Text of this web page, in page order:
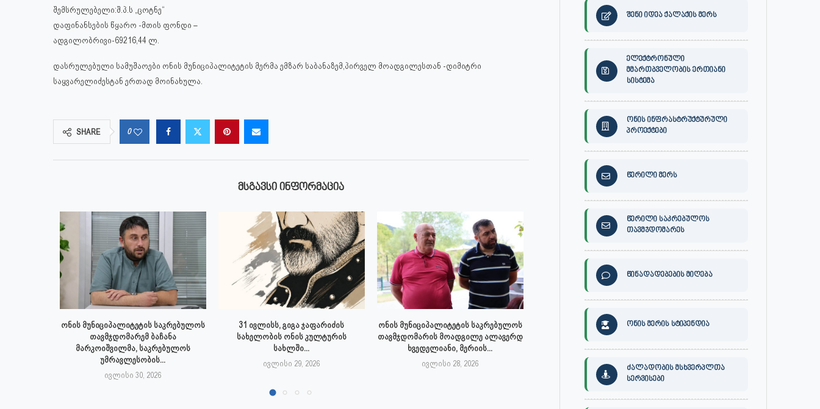
შემსრულებელი:შ.პ.ს „ცოტნე“
დაფინანსების წყარო -მთის ფონდი –
ადგილობრივი-69216,44 ლ.
დასრულებული სამუშაოები ონის მუნიციპალიტეტის მერმა ემზარ საბანაზემ,პირველ მოადგილესთან -დიმიტრი
საყვარელიძესტან ერთად მოინახულა.
SHARE 0
ᲛᲡᲒᲐᲕᲡᲘ ᲘᲜᲤᲝᲠᲛᲐᲪᲘᲐ
ონის მუნიციპალიტეტის საკრებულოს
თავმჯდომარემ ბაჩანა
მარკოიშვილმა, საკრებულოს
უმრავლესობის...
ივლისი 30, 2026
31 ივლისს, გიგა ჯაფარიძის
სახელობის ონის კულტურის
სახლში...
ივლისი 29, 2026
ონის მუნიციპალიტეტის საკრებულოს
თავმჯდომარის მოადგილე ალავერდ
ხვედელიანი, მერიის...
ივლისი 28, 2026
30 ივლისს, ქალაქი ონში,
დაავადებათა კონტროლისა და
საზოგადოებრივი...
ივლისი 27, 2026
ონის მუნიციპალიტეტის მერმა
გამართა...
შენი იდეა ქალაქის მერს
ელექტრონული
მმართბველობის ერთიანი
სისტემა
ონის ინფრასტრუქტურული
პროექტები
წერილი მერს
წერილი საკრებულოს
თავმჯდომარეს
წინადადებების მიღება
ონის მერის სტიპენდია
ძალადობის მსხვერპლთა
სერვისები